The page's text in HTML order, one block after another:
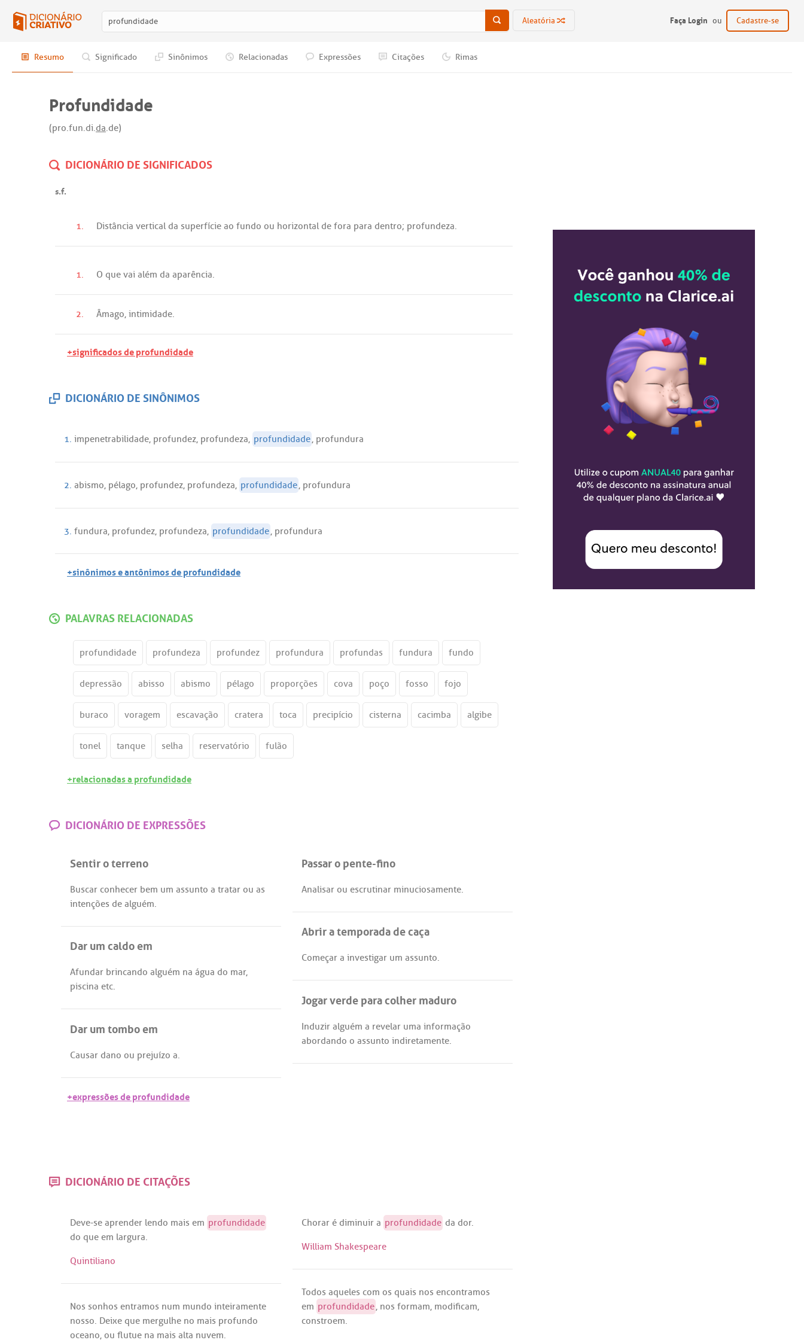
Aleatória Faça Login ou Cadastre-se
Resumo Significado Sinônimos Relacionadas Expressões Citações Rimas
Profundidade
(pro.fun.di.da.de)
DICIONÁRIO DE SIGNIFICADOS
s.f.
1. Distância vertical da superfície ao fundo ou horizontal de fora para dentro; profundeza.
1. O que vai além da aparência.
2. Âmago, intimidade.
+significados de profundidade
DICIONÁRIO DE SINÔNIMOS
1. impenetrabilidade, profundez, profundeza, profundidade, profundura
2. abismo, pélago, profundez, profundeza, profundidade, profundura
3. fundura, profundez, profundeza, profundidade, profundura
+sinônimos e antônimos de profundidade
PALAVRAS RELACIONADAS
profundidade profundeza profundez profundura profundas fundura fundo
depressão abisso abismo pélago proporções cova poço fosso fojo
buraco voragem escavação cratera toca precipício cisterna cacimba algibe
tonel tanque selha reservatório fulão
+relacionadas a profundidade
DICIONÁRIO DE EXPRESSÕES
Sentir o terreno
Buscar conhecer bem um assunto a tratar ou as
intenções de alguém.
Passar o pente-fino
Analisar ou escrutinar minuciosamente.
Abrir a temporada de caça
Começar a investigar um assunto.
Dar um caldo em
Afundar brincando alguém na água do mar,
piscina etc.
Jogar verde para colher maduro
Induzir alguém a revelar uma informação
abordando o assunto indiretamente.
Dar um tombo em
Causar dano ou prejuízo a.
+expressões de profundidade
DICIONÁRIO DE CITAÇÕES
Deve-se aprender lendo mais em profundidade
do que em largura.
Quintiliano
Chorar é diminuir a profundidade da dor.
William Shakespeare
Todos aqueles com os quais nos encontramos
em profundidade, nos formam, modificam,
constroem.
Nos sonhos entramos num mundo inteiramente
nosso. Deixe que mergulhe no mais profundo
oceano, ou flutue na mais alta nuvem.